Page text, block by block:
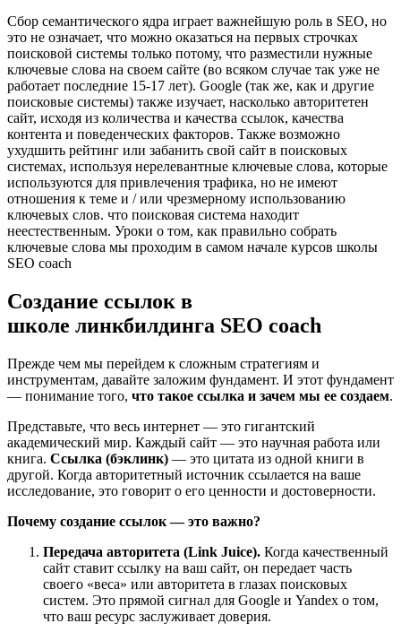
Сбор семантического ядра играет важнейшую роль в SEO, но
это не означает, что можно оказаться на первых строчках
поисковой системы только потому, что разместили нужные
ключевые слова на своем сайте (во всяком случае так уже не
работает последние 15-17 лет). Google (так же, как и другие
поисковые системы) также изучает, насколько авторитетен
сайт, исходя из количества и качества ссылок, качества
контента и поведенческих факторов. Также возможно
ухудшить рейтинг или забанить свой сайт в поисковых
системах, используя нерелевантные ключевые слова, которые
используются для привлечения трафика, но не имеют
отношения к теме и / или чрезмерному использованию
ключевых слов. что поисковая система находит
неестественным. Уроки о том, как правильно собрать
ключевые слова мы проходим в самом начале курсов школы
SEO coach
Создание ссылок в
школе линкбилдинга SEO coach
Прежде чем мы перейдем к сложным стратегиям и
инструментам, давайте заложим фундамент. И этот фундамент
— понимание того, что такое ссылка и зачем мы ее создаем.
Представьте, что весь интернет — это гигантский
академический мир. Каждый сайт — это научная работа или
книга. Ссылка (бэклинк) — это цитата из одной книги в
другой. Когда авторитетный источник ссылается на ваше
исследование, это говорит о его ценности и достоверности.
Почему создание ссылок — это важно?
Передача авторитета (Link Juice). Когда качественный
сайт ставит ссылку на ваш сайт, он передает часть
своего «веса» или авторитета в глазах поисковых
систем. Это прямой сигнал для Google и Yandex о том,
что ваш ресурс заслуживает доверия.